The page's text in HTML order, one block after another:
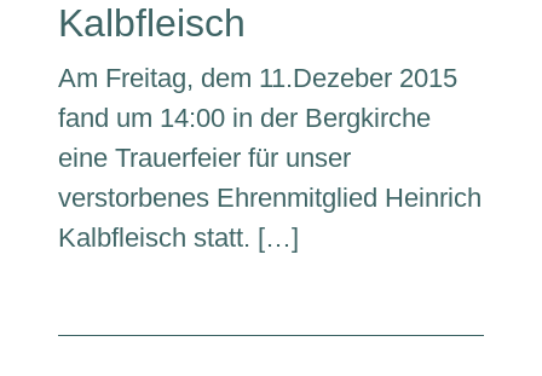
Kalbfleisch
Am Freitag, dem 11.Dezeber 2015
fand um 14:00 in der Bergkirche
eine Trauerfeier für unser
verstorbenes Ehrenmitglied Heinrich
Kalbfleisch statt. […]